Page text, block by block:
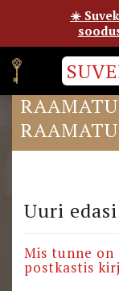
EPP
Uuri
Mis tunne on
postkastis
☀️